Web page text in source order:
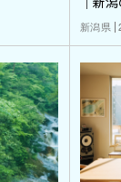
新潟県